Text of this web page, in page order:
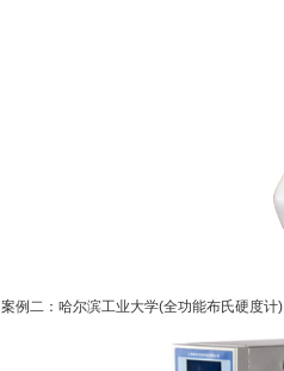
案例二：哈尔滨工业大学(全功能布氏硬度计)